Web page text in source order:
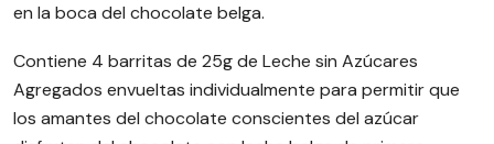
en la boca del chocolate belga.
Contiene 4 barritas de 25g de Leche sin Azúcares
Agregados envueltas individualmente para permitir que
los amantes del chocolate conscientes del azúcar